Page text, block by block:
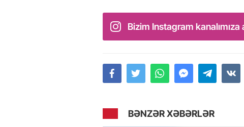
Bizim Instagram kanalımıza
BƏNZƏR XƏBƏRLƏR